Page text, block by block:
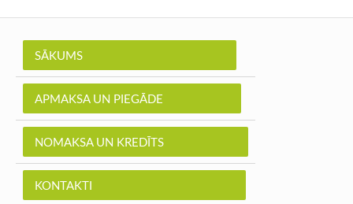
SĀKUMS
APMAKSA UN PIEGĀDE
NOMAKSA UN KREDĪTS
KONTAKTI